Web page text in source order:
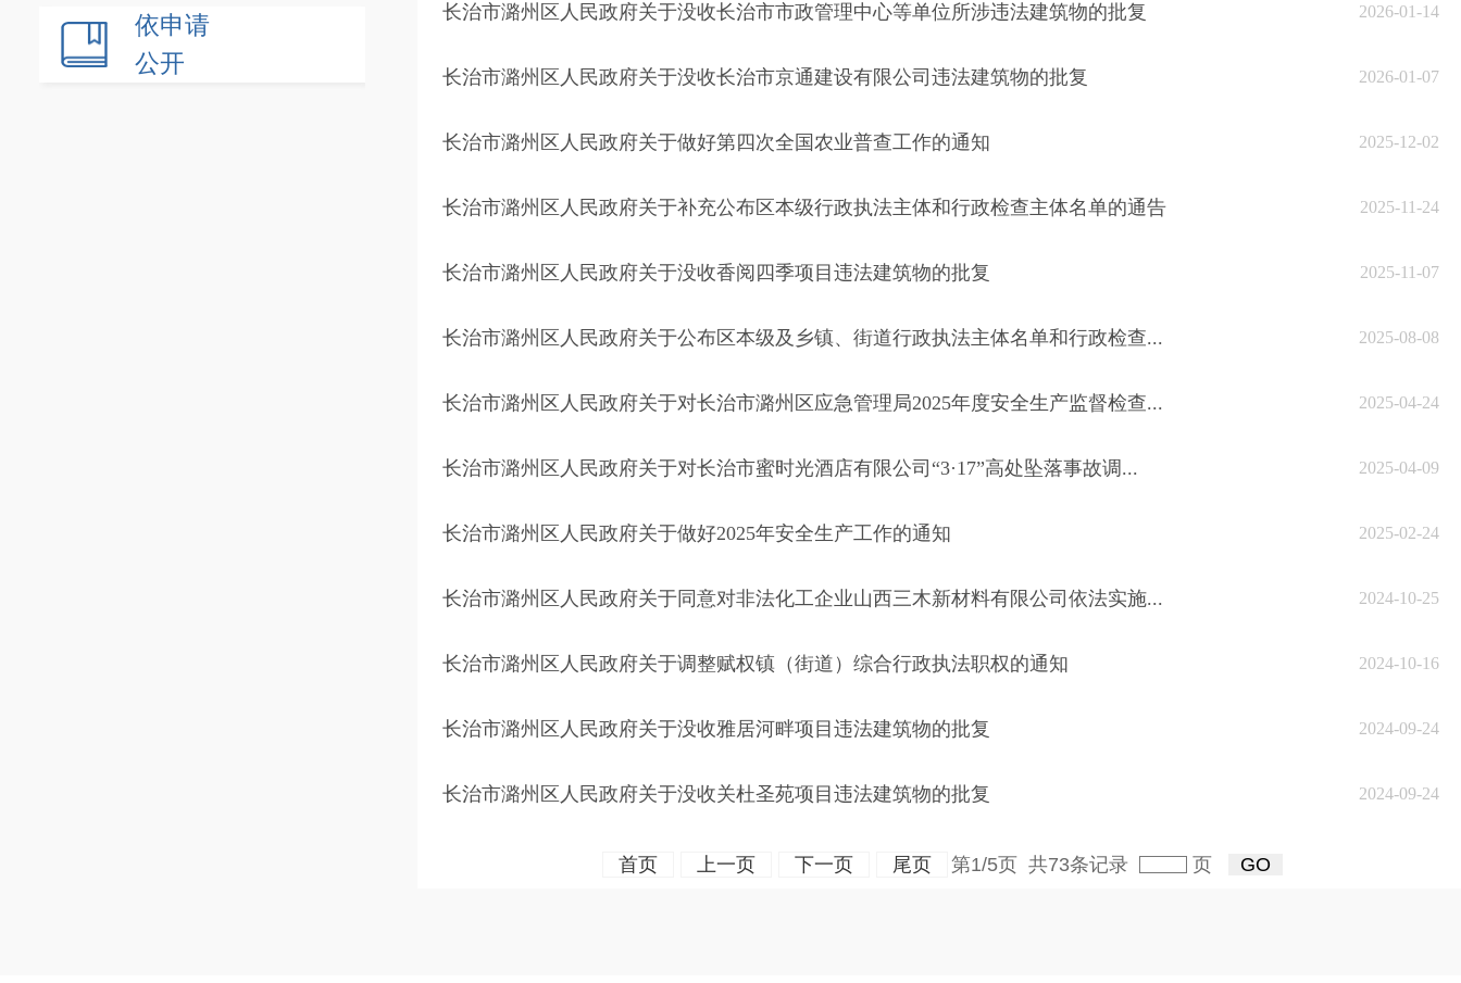
依申请
公开
长治市潞州区人民政府关于没收长治市市政管理中心等单位所涉违法建筑物的批复 2026-01-14
长治市潞州区人民政府关于没收长治市京通建设有限公司违法建筑物的批复 2026-01-07
长治市潞州区人民政府关于做好第四次全国农业普查工作的通知 2025-12-02
长治市潞州区人民政府关于补充公布区本级行政执法主体和行政检查主体名单的通告 2025-11-24
长治市潞州区人民政府关于没收香阅四季项目违法建筑物的批复 2025-11-07
长治市潞州区人民政府关于公布区本级及乡镇、街道行政执法主体名单和行政检查... 2025-08-08
长治市潞州区人民政府关于对长治市潞州区应急管理局2025年度安全生产监督检查... 2025-04-24
长治市潞州区人民政府关于对长治市蜜时光酒店有限公司“3·17”高处坠落事故调... 2025-04-09
长治市潞州区人民政府关于做好2025年安全生产工作的通知 2025-02-24
长治市潞州区人民政府关于同意对非法化工企业山西三木新材料有限公司依法实施... 2024-10-25
长治市潞州区人民政府关于调整赋权镇（街道）综合行政执法职权的通知 2024-10-16
长治市潞州区人民政府关于没收雅居河畔项目违法建筑物的批复 2024-09-24
长治市潞州区人民政府关于没收关杜圣苑项目违法建筑物的批复 2024-09-24
首页 上一页 下一页 尾页 第1/5页 共73条记录 页